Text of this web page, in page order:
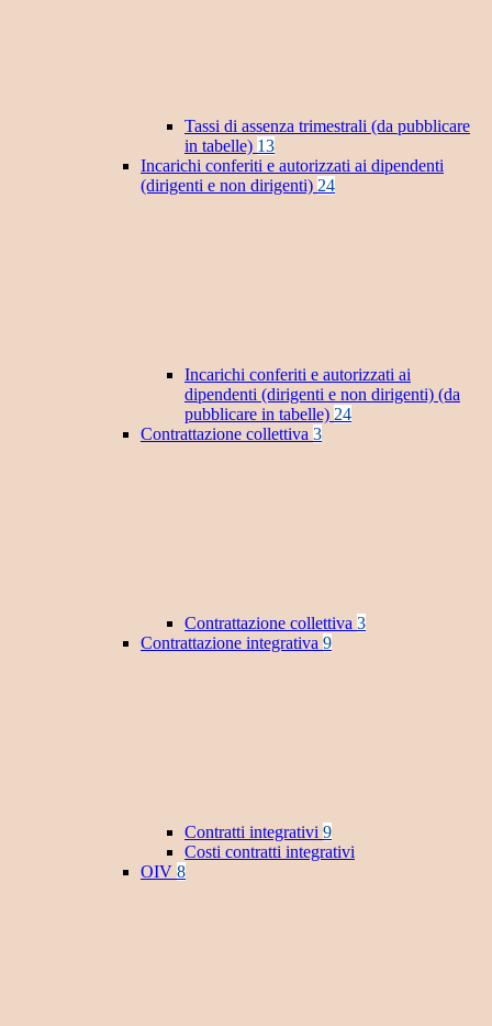
Tassi di assenza trimestrali (da pubblicare
in tabelle) 13
Incarichi conferiti e autorizzati ai dipendenti
(dirigenti e non dirigenti) 24
Incarichi conferiti e autorizzati ai
dipendenti (dirigenti e non dirigenti) (da
pubblicare in tabelle) 24
Contrattazione collettiva 3
Contrattazione collettiva 3
Contrattazione integrativa 9
Contratti integrativi 9
Costi contratti integrativi
OIV 8